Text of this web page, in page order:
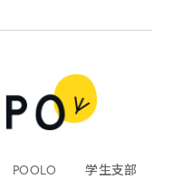
POOLO
学生支部